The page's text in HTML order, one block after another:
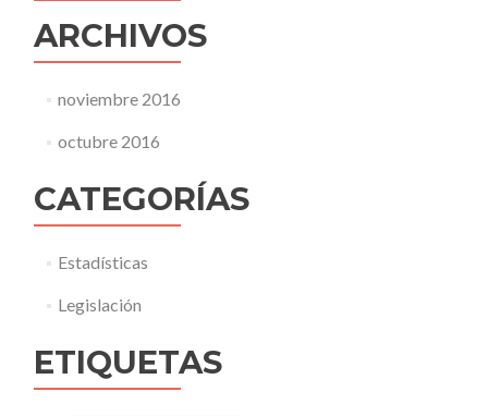
ARCHIVOS
noviembre 2016
octubre 2016
CATEGORÍAS
Estadísticas
Legislación
ETIQUETAS